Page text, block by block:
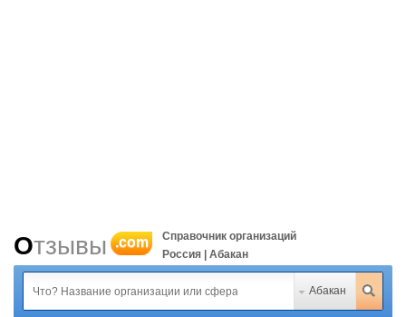
Отзывы .com
Справочник организаций
Россия | Абакан
Абакан